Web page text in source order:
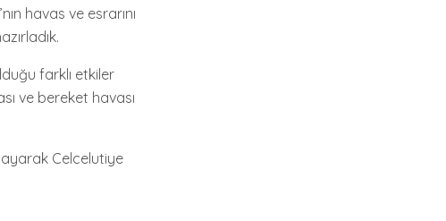
havas ve esrarını
farklı etkiler
ve bereket havası
Celcelutiye